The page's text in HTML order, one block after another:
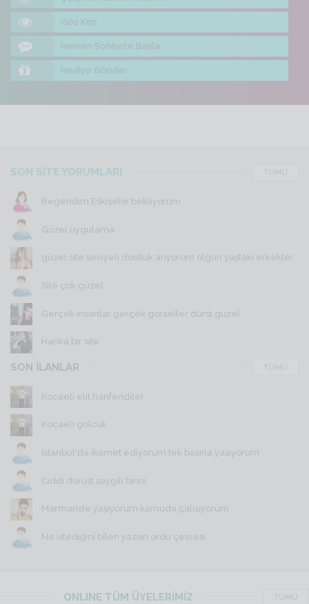
Göz Kırp
Hemen Sohbete Başla
Hediye Gönder
SON SİTE YORUMLARI TÜMÜ
Begendim Eskişehir bekliyorum
Gözel uygulama
güzel site seviyeli dostluk arıyorum olgun yaştaki erkekler...
Site çok güzel
Gerçek insanlar gerçek görseller dürst güzel
Harika bir site
SON İLANLAR TÜMÜ
Kocaeli elit hanfendiler
Kocaeli golcuk
İstanbul'da ikamet ediyorum tek başına yaşıyorum
Ciddi dürüst saygili birini
Marmariste yaşıyorum kamuda çalışıyorum
Ne istediğini bilen yazsın ordu çevresi
ONLINE TÜM ÜYELERİMİZ TÜMÜ